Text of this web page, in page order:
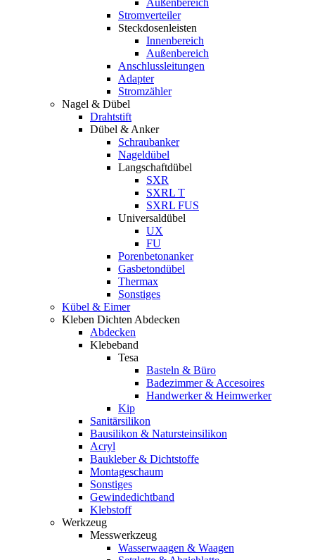
Außenbereich
Stromverteiler
Steckdosenleisten
Innenbereich
Außenbereich
Anschlussleitungen
Adapter
Stromzähler
Nagel & Dübel
Drahtstift
Dübel & Anker
Schraubanker
Nageldübel
Langschaftdübel
SXR
SXRL T
SXRL FUS
Universaldübel
UX
FU
Porenbetonanker
Gasbetondübel
Thermax
Sonstiges
Kübel & Eimer
Kleben Dichten Abdecken
Abdecken
Klebeband
Tesa
Basteln & Büro
Badezimmer & Accesoires
Handwerker & Heimwerker
Kip
Sanitärsilikon
Bausilikon & Natursteinsilikon
Acryl
Baukleber & Dichtstoffe
Montageschaum
Sonstiges
Gewindedichtband
Klebstoff
Werkzeug
Messwerkzeug
Wasserwaagen & Waagen